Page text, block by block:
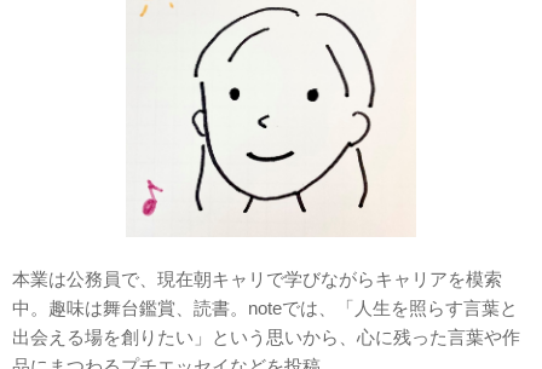
本業は公務員で、現在朝キャリで学びながらキャリアを模索
中。趣味は舞台鑑賞、読書。noteでは、「人生を照らす言葉と
出会える場を創りたい」という思いから、心に残った言葉や作